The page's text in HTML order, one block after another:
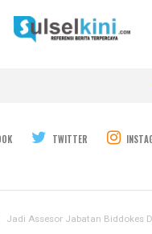
TWITTER
Jadi Assesor Jabatan Biddokes Dan Rumkit